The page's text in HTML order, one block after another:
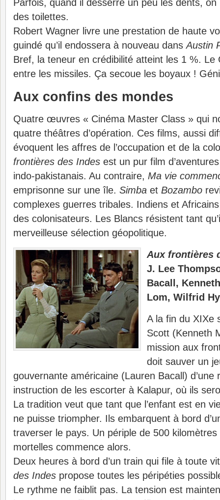
Parfois, quand il desserre un peu les dents, on
des toilettes.
Robert Wagner livre une prestation de haute
guindé qu’il endossera à nouveau dansAustin
Bref, la teneur en crédibilité atteint les 1 %. Le
entre les missiles. Ça secoue les boyaux !
Aux confins des mondes
Quatre œuvres « Cinéma Master Class » qui
quatre théâtres d’opération. Ces films, aussi
évoquent les affres de l’occupation et de la
frontières des Indes est un pur film
indo-pakistanais. Au contraire, Ma vie
emprisonne sur une île. Simba et Bozambo
complexes guerres tribales. Indiens et
des colonisateurs. Les Blancs résistent tant
merveilleuse sélection géopolitique.
Aux frontières
J. Lee
Bacall,
Lom, Wilfrid
A la fin du XIXe
Scott (Kenneth
mission aux
doit sauver un
gouvernante américaine (Lauren Bacall) d’une
instruction de les escorter à Kalapur, où ils
La tradition veut que tant que l’enfant est en
ne puisse triompher. Ils embarquent à bord
traverser le pays. Un périple de 500 kilomètres
mortelles commence alors.
Deux heures à bord d’un train qui file à toute
des Indes propose toutes les péripéties
Le rythme ne faiblit pas. La tension est